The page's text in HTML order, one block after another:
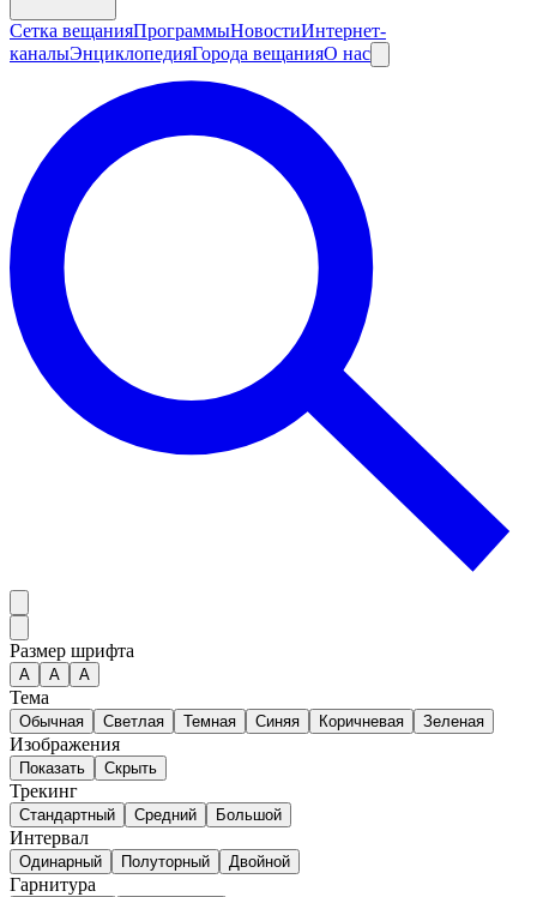
Сетка вещанияПрограммыНовостиИнтернет-
каналыЭнциклопедияГорода вещанияО нас
Размер шрифта
А A A
Тема
Обычная Светлая Темная Синяя Коричневая Зеленая
Изображения
Показать Скрыть
Трекинг
Стандартный Средний Большой
Интервал
Одинарный Полуторный Двойной
Гарнитура